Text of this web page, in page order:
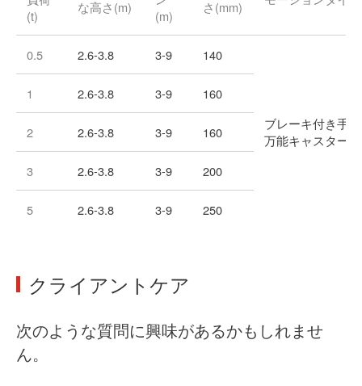
(t)
な高さ(m)
(m)
さ(mm)
0.5 2.6-3.8 3-9 140
ブレーキ付き手
万能キャスター
1 2.6-3.8 3-9 160
2 2.6-3.8 3-9 160
3 2.6-3.8 3-9 200
5 2.6-3.8 3-9 250
クライアントケア
次のような質問に興味があるかもしれませ
ん。